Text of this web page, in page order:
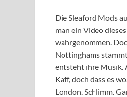
Die Sleaford Mods
man ein Video
wahrgenommen.
Nottinghams
entsteht ihre Musik.
Kaff, doch dass es
London. Schlimm.